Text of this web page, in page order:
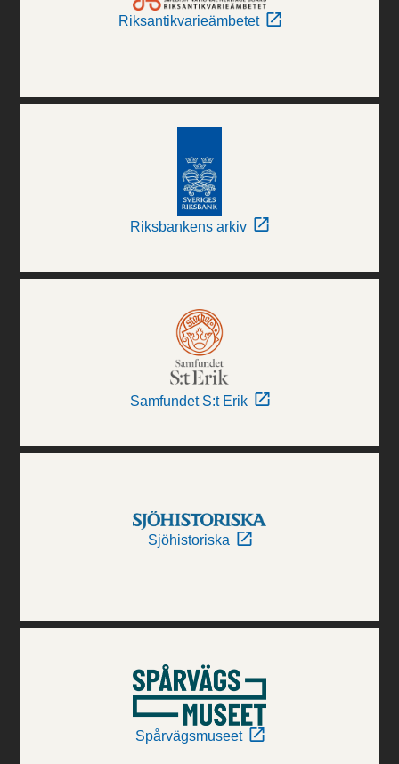
Riksantikvarieämbetet
Riksbankens arkiv
Samfundet S:t Erik
Sjöhistoriska
Spårvägsmuseet